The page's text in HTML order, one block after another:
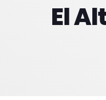
El